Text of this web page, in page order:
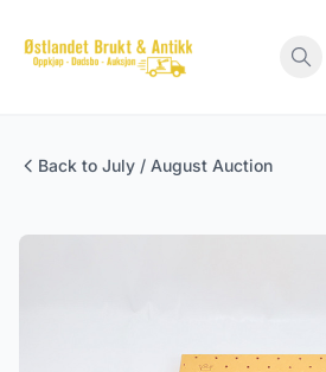
Back to July / August Auction